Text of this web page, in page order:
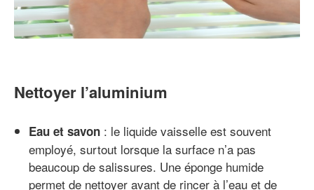
Nettoyer l’aluminium
Eau et savon : le liquide vaisselle est souvent
employé, surtout lorsque la surface n’a pas
beaucoup de salissures. Une éponge humide
permet de nettoyer avant de rincer à l’eau et de